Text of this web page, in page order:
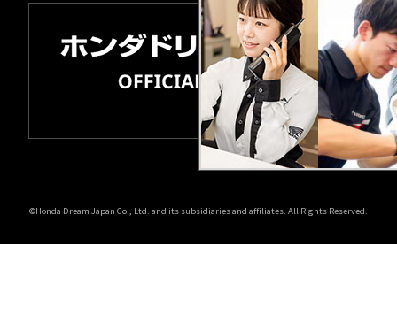
©Honda Dream Japan Co., Ltd. and its subsidiaries and affiliates. All Rights Reserved.